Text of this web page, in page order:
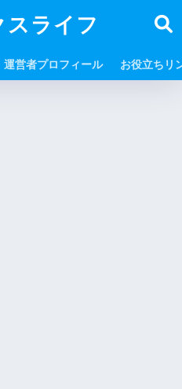
スライフ
運営者プロフィール お役立ちリ